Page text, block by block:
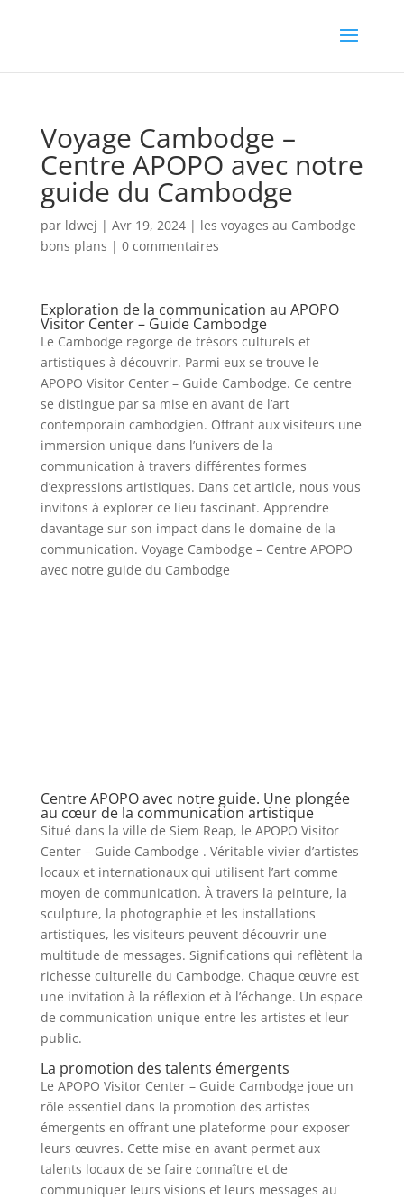
Voyage Cambodge –
Centre APOPO avec notre
guide du Cambodge
par ldwej | Avr 19, 2024| les voyages au Cambodge
bons plans | 0 commentaires
Exploration de la communication au APOPO
Visitor Center – Guide Cambodge
Le Cambodge regorge de trésors culturels et
artistiques à découvrir. Parmi eux se trouve le
APOPO Visitor Center – Guide Cambodge. Ce centre
se distingue par sa mise en avant de l’art
contemporain cambodgien. Offrant aux visiteurs une
immersion unique dans l’univers de la
communication à travers différentes formes
d’expressions artistiques. Dans cet article, nous vous
invitons à explorer ce lieu fascinant. Apprendre
davantage sur son impact dans le domaine de la
communication. Voyage Cambodge – Centre APOPO
avec notre guide du Cambodge
Centre APOPO avec notre guide. Une plongée
au cœur de la communication artistique
Situé dans la ville de Siem Reap, le APOPO Visitor
Center – Guide Cambodge . Véritable vivier d’artistes
locaux et internationaux qui utilisent l’art comme
moyen de communication. À travers la peinture, la
sculpture, la photographie et les installations
artistiques, les visiteurs peuvent découvrir une
multitude de messages. Significations qui reflètent la
richesse culturelle du Cambodge. Chaque œuvre est
une invitation à la réflexion et à l’échange. Un espace
de communication unique entre les artistes et leur
public.
La promotion des talents émergents
Le APOPO Visitor Center – Guide Cambodge joue un
rôle essentiel dans la promotion des artistes
émergents en offrant une plateforme pour exposer
leurs œuvres. Cette mise en avant permet aux
talents locaux de se faire connaître et de
communiquer leurs visions et leurs messages au